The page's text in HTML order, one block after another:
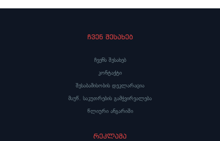
ჩვენ შესახებ
ჩვენს შესახებ
კონტაქტი
შესაბამისობის დეკლარაცია
მაუწ. საკუთრების გამჭვირვალება
წლიური ანგარიში
რეკლამა